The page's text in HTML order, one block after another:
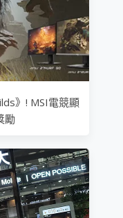
》! MSI電競顯
勵